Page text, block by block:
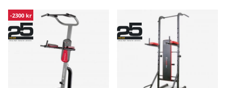
-2300 kr